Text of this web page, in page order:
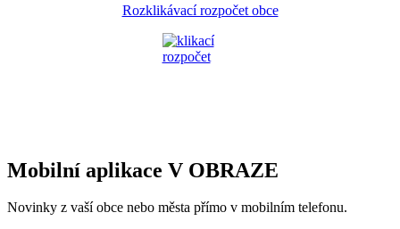
Rozklikávací rozpočet obce
Mobilní aplikace V OBRAZE
Novinky z vaší obce nebo města přímo v mobilním telefonu.